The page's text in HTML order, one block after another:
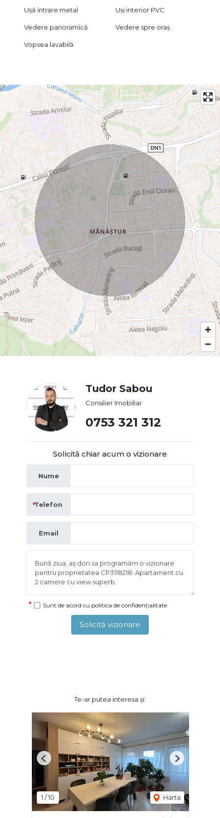
Ușă intrare metal Uși interior PVC
Vedere panoramică Vedere spre oraș
Vopsea lavabilă
Tudor Sabou
Consilier Imobiliar
0753 321 312
Solicită chiar acum o vizionare
Nume
Telefon
Email
Sunt de acord cu politica de confidențialitate
Solicită vizionare
Te-ar putea interesa și:
1 /10 Harta
Previous Next